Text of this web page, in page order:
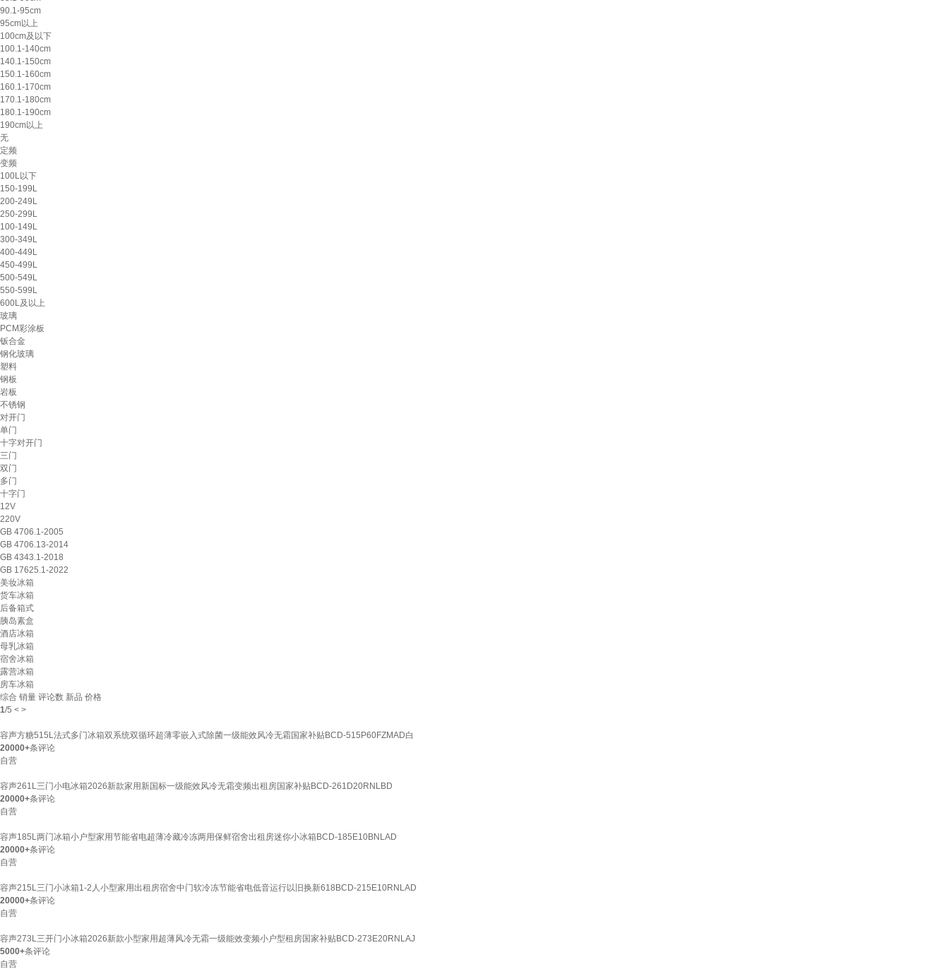
90.1-95cm
95cm以上
100cm及以下
100.1-140cm
140.1-150cm
150.1-160cm
160.1-170cm
170.1-180cm
180.1-190cm
190cm以上
无
定频
变频
100L以下
150-199L
200-249L
250-299L
100-149L
300-349L
400-449L
450-499L
500-549L
550-599L
600L及以上
玻璃
PCM彩涂板
钣合金
钢化玻璃
塑料
钢板
岩板
不锈钢
对开门
单门
十字对开门
三门
双门
多门
十字门
12V
220V
GB 4706.1-2005
GB 4706.13-2014
GB 4343.1-2018
GB 17625.1-2022
美妆冰箱
货车冰箱
后备箱式
胰岛素盒
酒店冰箱
母乳冰箱
宿舍冰箱
露营冰箱
房车冰箱
综合 销量 评论数 新品 价格
1/5 < >
容声方糖515L法式多门冰箱双系统双循环超薄零嵌入式除菌一级能效风冷无霜国家补贴BCD-515P60FZMAD白
20000+条评论
自营
容声261L三门小电冰箱2026新款家用新国标一级能效风冷无霜变频出租房国家补贴BCD-261D20RNLBD
20000+条评论
自营
容声185L两门冰箱小户型家用节能省电超薄冷藏冷冻两用保鲜宿舍出租房迷你小冰箱BCD-185E10BNLAD
20000+条评论
自营
容声215L三门小冰箱1-2人小型家用出租房宿舍中门软冷冻节能省电低音运行以旧换新618BCD-215E10RNLAD
20000+条评论
自营
容声273L三开门小冰箱2026新款小型家用超薄风冷无霜一级能效变频小户型租房国家补贴BCD-273E20RNLAJ
5000+条评论
自营